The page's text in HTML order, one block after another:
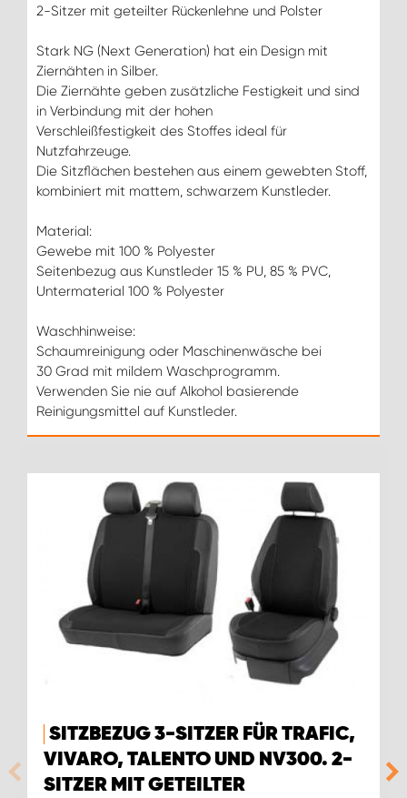
2-Sitzer mit geteilter Rückenlehne und Polster
Stark NG (Next Generation) hat ein Design mit
Ziernähten in Silber.
Die Ziernähte geben zusätzliche Festigkeit und sind
in Verbindung mit der hohen
Verschleißfestigkeit des Stoffes ideal für
Nutzfahrzeuge.
Die Sitzflächen bestehen aus einem gewebten Stoff,
kombiniert mit mattem, schwarzem Kunstleder.
Material:
Gewebe mit 100 % Polyester
Seitenbezug aus Kunstleder 15 % PU, 85 % PVC,
Untermaterial 100 % Polyester
Waschhinweise:
Schaumreinigung oder Maschinenwäsche bei
30 Grad mit mildem Waschprogramm.
Verwenden Sie nie auf Alkohol basierende
Reinigungsmittel auf Kunstleder.
SITZBEZUG 3-SITZER FÜR TRAFIC,
VIVARO, TALENTO UND NV300. 2-
SITZER MIT GETEILTER